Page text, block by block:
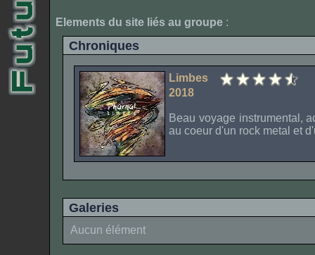
Elements du site liés au groupe :
Chroniques
Limbes
2018
Beau voyage instrumental,
au coeur d'un rock metal et
Galeries
Aucun élément